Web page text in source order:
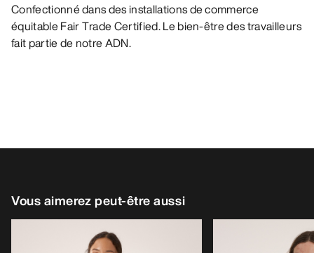
Confectionné dans des installations de commerce
équitable Fair Trade Certified. Le bien-être des travailleurs
fait partie de notre ADN.
Vous aimerez peut-être aussi